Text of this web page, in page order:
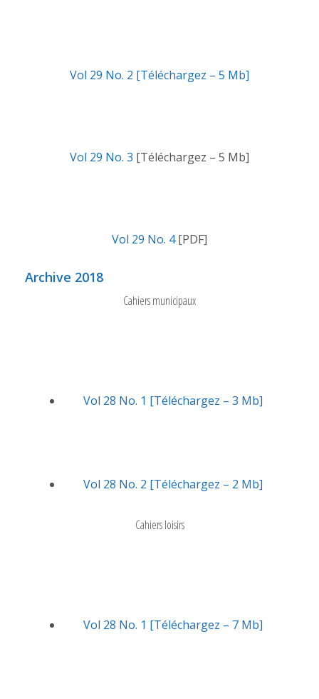
Vol 29 No. 2 [Téléchargez – 5 Mb]
Vol 29 No. 3 [Téléchargez – 5 Mb]
Vol 29 No. 4[PDF]
Archive 2018
Cahiers municipaux
Vol 28 No. 1 [Téléchargez – 3 Mb]
Vol 28 No. 2 [Téléchargez – 2 Mb]
Cahiers loisirs
Vol 28 No. 1 [Téléchargez – 7 Mb]